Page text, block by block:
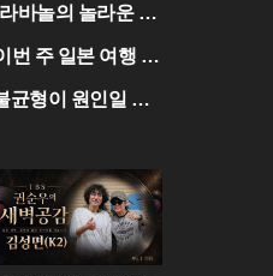
바놀의 놀라운 효
주 일본 여행 꿀
균형이 원인일 수